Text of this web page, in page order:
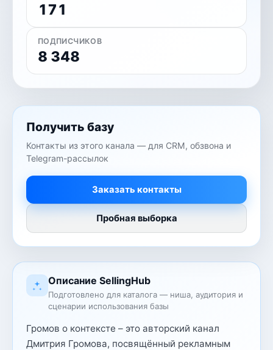
171
ПОДПИСЧИКОВ
8 348
Описание SellingHub
Подготовлено для каталога — ниша, аудитория и
сценарии использования базы
Громов о контексте – это авторский канал
Дмитрия Громова, посвящённый рекламным
Получить базу
Контакты из этого канала — для CRM, обзвона и
Telegram-рассылок
Заказать контакты
Пробная выборка